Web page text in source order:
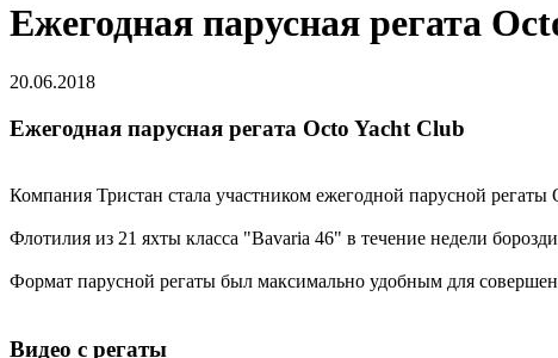
Ежегодная парусная регата
20.06.2018
Ежегодная парусная регата Octo Yacht Club
Компания Тристан стала участником ежегодной парусной
Флотилия из 21 яхты класса "Bavaria 46" в течение недели
Формат парусной регаты был максимально удобным для
Видео с регаты